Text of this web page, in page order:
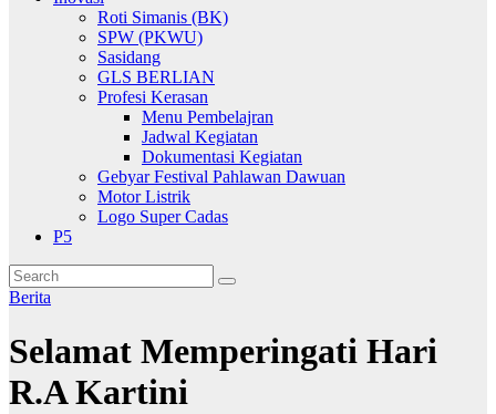
Roti Simanis (BK)
SPW (PKWU)
Sasidang
GLS BERLIAN
Profesi Kerasan
Menu Pembelajran
Jadwal Kegiatan
Dokumentasi Kegiatan
Gebyar Festival Pahlawan Dawuan
Motor Listrik
Logo Super Cadas
P5
Berita
Selamat Memperingati Hari
R.A Kartini